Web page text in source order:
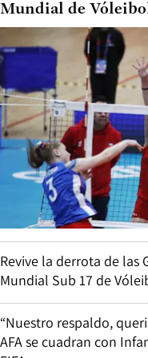
Mundial de Vóleibol
Revive la derrota de las
Mundial Sub 17 de
“Nuestro respaldo,
AFA se cuadran con